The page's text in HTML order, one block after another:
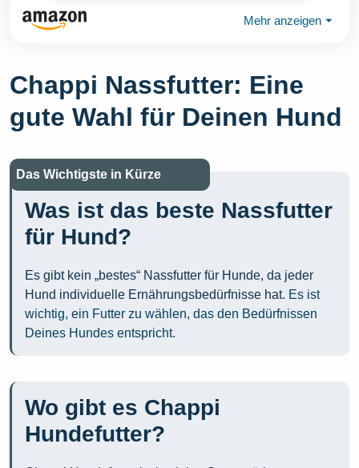
Mehr anzeigen ⏷
Chappi Nassfutter: Eine
gute Wahl für Deinen Hund
Das Wichtigste in Kürze
Was ist das beste Nassfutter
für Hund?
Es gibt kein „bestes“ Nassfutter für Hunde, da jeder
Hund individuelle Ernährungsbedürfnisse hat. Es ist
wichtig, ein Futter zu wählen, das den Bedürfnissen
Deines Hundes entspricht.
Wo gibt es Chappi
Hundefutter?